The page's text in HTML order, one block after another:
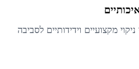
מקצועיים וידידותיים לסביבה